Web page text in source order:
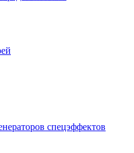
спецэффектов